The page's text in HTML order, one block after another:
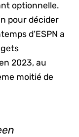
optionnelle.
pour décider
d’ESPN a
2023, au
moitié de